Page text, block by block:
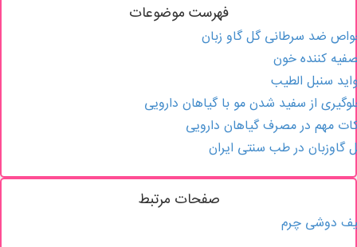
فهرست موضوعات
ضد سرطانی گل گاو زبان
کننده خون
سنبل الطیب
از سفید شدن مو با گیاهان دارویی
مهم در مصرف گیاهان دارویی
گاوزبان در طب سنتی ایران
صفحات مرتبط
دوشی چرم